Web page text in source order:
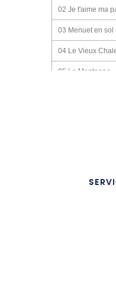
02 Je t'aime ma
03 Menuet en
04 Le Vieux
05 La Montagne